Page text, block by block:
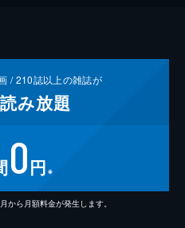
/210誌以上の雑誌が
読み放題
0円 ※
から月額料金が発生します。